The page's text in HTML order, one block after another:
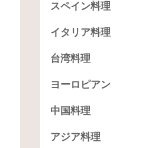
スペイン料理
イタリア料理
台湾料理
ヨーロピアン
中国料理
アジア料理